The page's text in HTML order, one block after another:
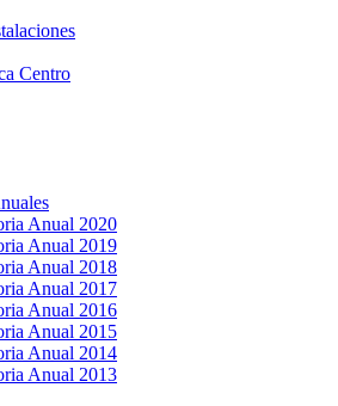
Centro
Anual 2020
Anual 2019
Anual 2018
Anual 2017
Anual 2016
Anual 2015
Anual 2014
Anual 2013